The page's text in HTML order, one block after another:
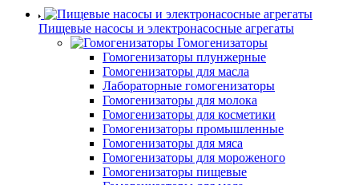
Пищевые насосы и электронасосные агрегаты
Гомогенизаторы
Гомогенизаторы плунжерные
Гомогенизаторы для масла
Лабораторные гомогенизаторы
Гомогенизаторы для молока
Гомогенизаторы для косметики
Гомогенизаторы промышленные
Гомогенизаторы для мяса
Гомогенизаторы для мороженого
Гомогенизаторы пищевые